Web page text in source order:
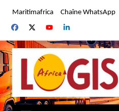
contenu
Maritimafrica Chaîne WhatsApp